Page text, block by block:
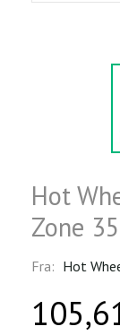
Hot
Zone
Fra: Hot